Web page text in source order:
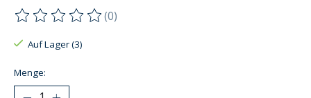
Die Bewertung dieses Produkts ist
(0)
Auf Lager (3)
Menge: